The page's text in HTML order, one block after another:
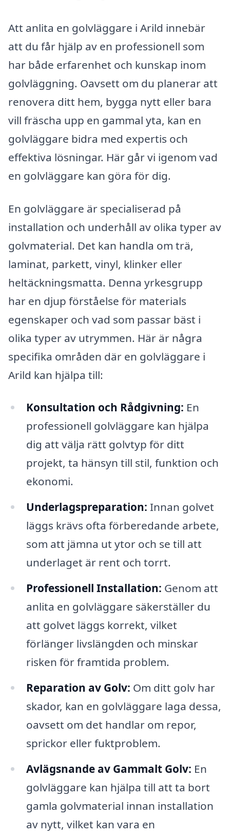
Att anlita en golvläggare i Arild innebär
att du får hjälp av en professionell som
har både erfarenhet och kunskap inom
golvläggning. Oavsett om du planerar att
renovera ditt hem, bygga nytt eller bara
vill fräscha upp en gammal yta, kan en
golvläggare bidra med expertis och
effektiva lösningar. Här går vi igenom vad
en golvläggare kan göra för dig.
En golvläggare är specialiserad på
installation och underhåll av olika typer av
golvmaterial. Det kan handla om trä,
laminat, parkett, vinyl, klinker eller
heltäckningsmatta. Denna yrkesgrupp
har en djup förståelse för materials
egenskaper och vad som passar bäst i
olika typer av utrymmen. Här är några
specifika områden där en golvläggare i
Arild kan hjälpa till:
Konsultation och Rådgivning: En
professionell golvläggare kan hjälpa
dig att välja rätt golvtyp för ditt
projekt, ta hänsyn till stil, funktion och
ekonomi.
Underlagspreparation: Innan golvet
läggs krävs ofta förberedande arbete,
som att jämna ut ytor och se till att
underlaget är rent och torrt.
Professionell Installation: Genom att
anlita en golvläggare säkerställer du
att golvet läggs korrekt, vilket
förlänger livslängden och minskar
risken för framtida problem.
Reparation av Golv: Om ditt golv har
skador, kan en golvläggare laga dessa,
oavsett om det handlar om repor,
sprickor eller fuktproblem.
Avlägsnande av Gammalt Golv: En
golvläggare kan hjälpa till att ta bort
gamla golvmaterial innan installation
av nytt, vilket kan vara en